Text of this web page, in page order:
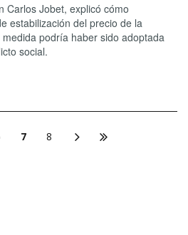
Carlos Jobet, explicó cómo
estabilización del precio de la
podría haber sido adoptada
social.
7 8